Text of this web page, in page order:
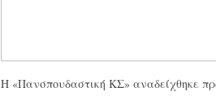
Η «Πανσπουδαστική ΚΣ» αναδείχθηκε